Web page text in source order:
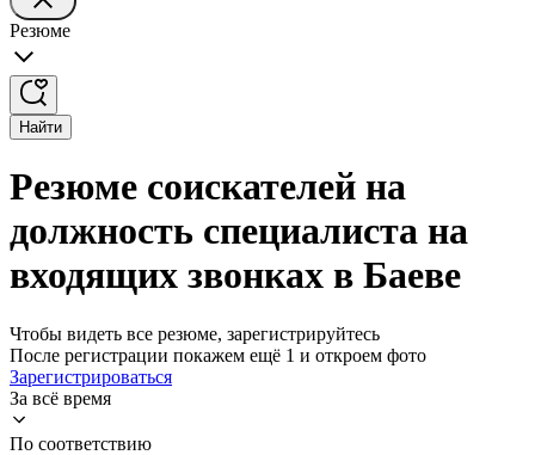
Резюме
Найти
Резюме соискателей на
должность специалиста на
входящих звонках в Баеве
Чтобы видеть все резюме, зарегистрируйтесь
После регистрации покажем ещё 1 и откроем фото
Зарегистрироваться
За всё время
По соответствию